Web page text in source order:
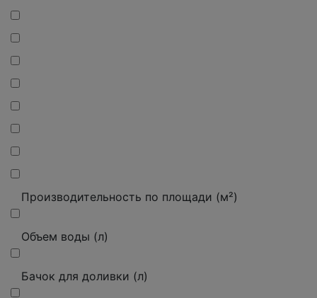
Производительность по площади (м²)
Объем воды (л)
Бачок для доливки (л)